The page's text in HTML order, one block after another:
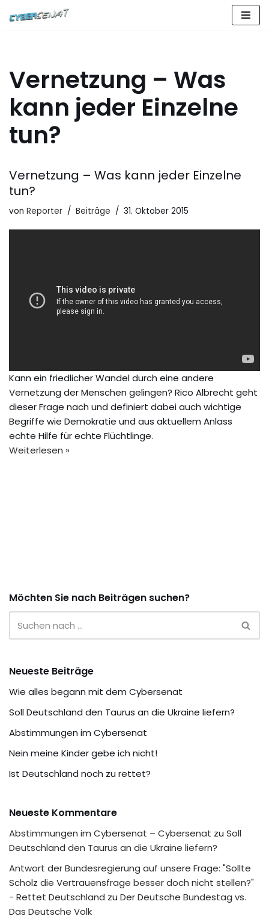
Vernetzung – Was
kann jeder Einzelne
tun?
Vernetzung – Was kann jeder Einzelne
tun?
von Reporter Beiträge 31. Oktober 2015
Kann ein friedlicher Wandel durch eine andere
Vernetzung der Menschen gelingen? Rico Albrecht geht
dieser Frage nach und definiert dabei auch wichtige
Begriffe wie Demokratie und aus aktuellem Anlass
echte Hilfe für echte Flüchtlinge.
Weiterlesen »
Möchten Sie nach Beiträgen suchen?
Neueste Beiträge
Wie alles begann mit dem Cybersenat
Soll Deutschland den Taurus an die Ukraine liefern?
Abstimmungen im Cybersenat
Nein meine Kinder gebe ich nicht!
Ist Deutschland noch zu rettet?
Neueste Kommentare
Abstimmungen im Cybersenat – Cybersenat zu Soll
Deutschland den Taurus an die Ukraine liefern?
Antwort der Bundesregierung auf unsere Frage: "Sollte
Scholz die Vertrauensfrage besser doch nicht stellen?"
- Rettet Deutschland zu Der Deutsche Bundestag vs.
Das Deutsche Volk